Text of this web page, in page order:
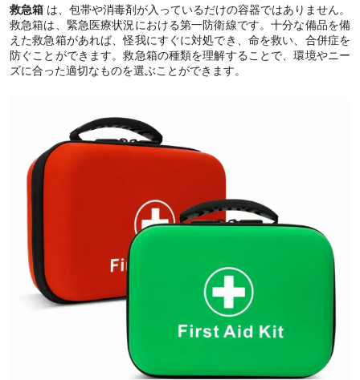
救急箱 は、包帯や消毒剤が入っているだけの容器ではありません。
救急箱は、緊急医療状況における第一防衛線です。十分な備品を備
えた救急箱があれば、怪我にすぐに対処でき、命を救い、合併症を
防ぐことができます。救急箱の種類を理解することで、環境やニー
ズに合った適切なものを選ぶことができます。